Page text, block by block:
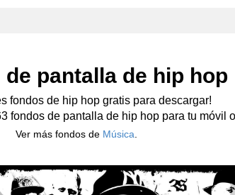
de pantalla de hip hop
fondos de hip hop gratis para descargar!
fondos de pantalla de hip hop para tu móvil
Ver más fondos de Música